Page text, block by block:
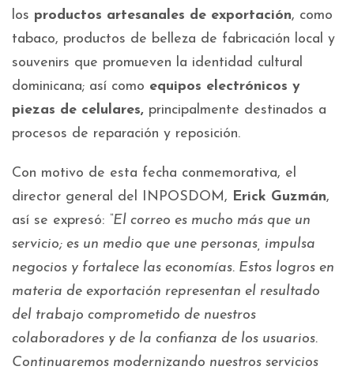
los productos artesanales de exportación, como
tabaco, productos de belleza de fabricación local y
souvenirs que promueven la identidad cultural
dominicana; así como equipos electrónicos y
piezas de celulares, principalmente destinados a
procesos de reparación y reposición.
Con motivo de esta fecha conmemorativa, el
director general del INPOSDOM, Erick Guzmán,
así se expresó: “El correo es mucho más que un
servicio; es un medio que une personas, impulsa
negocios y fortalece las economías. Estos logros en
materia de exportación representan el resultado
del trabajo comprometido de nuestros
colaboradores y de la confianza de los usuarios.
Continuaremos modernizando nuestros servicios